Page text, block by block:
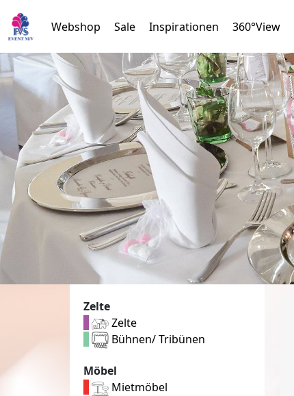
Webshop Sale Inspirationen 360°View
Zelte
Zelte
Bühnen/ Tribünen
Möbel
Mietmöbel